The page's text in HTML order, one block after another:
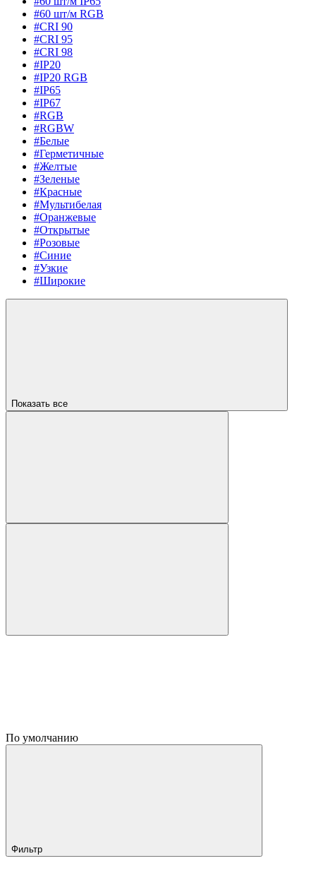
#60 шт/м RGB
#CRI 90
#CRI 95
#CRI 98
#IP20
#IP20 RGB
#IP65
#IP67
#RGB
#RGBW
#Белые
#Герметичные
#Желтые
#Зеленые
#Красные
#Мультибелая
#Оранжевые
#Открытые
#Розовые
#Синие
#Узкие
#Широкие
Показать все
По умолчанию
Фильтр